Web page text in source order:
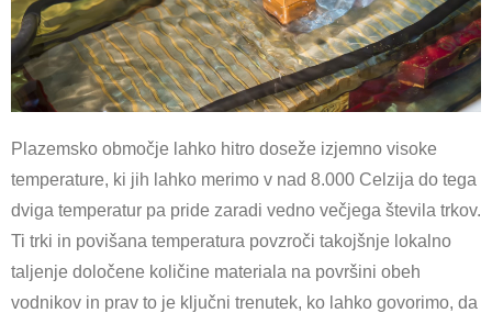
Plazemsko območje lahko hitro doseže izjemno visoke
temperature, ki jih lahko merimo v nad 8.000 Celzija do tega
dviga temperatur pa pride zaradi vedno večjega števila trkov.
Ti trki in povišana temperatura povzroči takojšnje lokalno
taljenje določene količine materiala na površini obeh
vodnikov in prav to je ključni trenutek, ko lahko govorimo, da